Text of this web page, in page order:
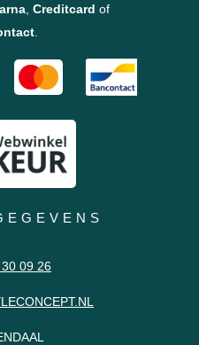
, Creditcard of
.
09 26